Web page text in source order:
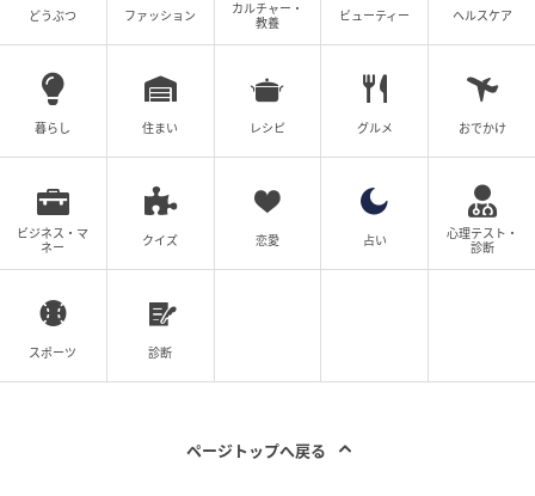
#1 送迎のバスから「娘が降りてきてませ
ん」
どうぶつ ファッション
カルチャー・
教養
ビューティー ヘルスケア
暮らし 住まい レシピ グルメ おでかけ
ビジネス・マ
ネー
クイズ 恋愛 占い
心理テスト・
診断
スポーツ 診断
ページトップへ戻る